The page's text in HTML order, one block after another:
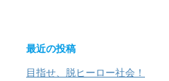
最近の投稿
目指せ、脱ヒーロー社会！